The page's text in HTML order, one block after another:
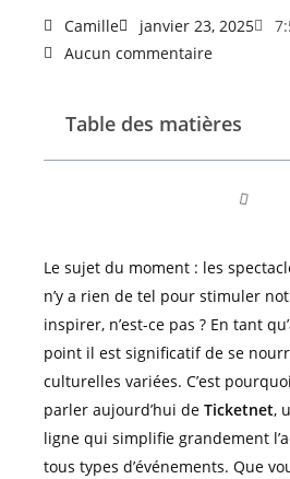
Camille janvier 23, 2025
Aucun commentaire
Table des matières
Le sujet du moment : les
n’y a rien de tel pour stimuler
inspirer, n’est-ce pas ? En tant
point il est significatif de se
culturelles variées. C’est
parler aujourd’hui de Ticketnet,
ligne qui simplifie grandement
tous types d’événements. Que